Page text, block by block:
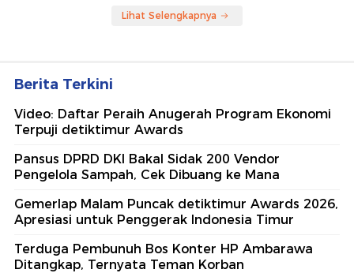
Lihat Selengkapnya
Berita Terkini
Video: Daftar Peraih Anugerah Program Ekonomi
Terpuji detiktimur Awards
Pansus DPRD DKI Bakal Sidak 200 Vendor
Pengelola Sampah, Cek Dibuang ke Mana
Gemerlap Malam Puncak detiktimur Awards 2026,
Apresiasi untuk Penggerak Indonesia Timur
Terduga Pembunuh Bos Konter HP Ambarawa
Ditangkap, Ternyata Teman Korban